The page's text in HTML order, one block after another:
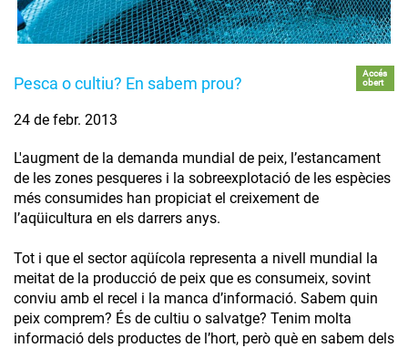
Pesca o cultiu? En sabem prou?
Accés
obert
24 de febr. 2013
L'augment de la demanda mundial de peix, l’estancament
de les zones pesqueres i la sobreexplotació de les espècies
més consumides han propiciat el creixement de
l’aqüicultura en els darrers anys.
Tot i que el sector aqüícola representa a nivell mundial la
meitat de la producció de peix que es consumeix, sovint
conviu amb el recel i la manca d’informació. Sabem quin
peix comprem? És de cultiu o salvatge? Tenim molta
informació dels productes de l’hort, però què en sabem dels